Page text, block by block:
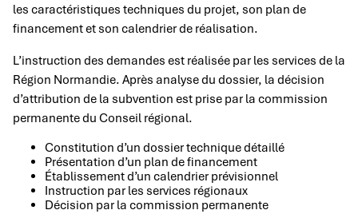
les caractéristiques techniques du projet, son plan de
financement et son calendrier de réalisation.
L’instruction des demandes est réalisée par les services de la
Région Normandie. Après analyse du dossier, la décision
d’attribution de la subvention est prise par la commission
permanente du Conseil régional.
Constitution d’un dossier technique détaillé
Présentation d’un plan de financement
Établissement d’un calendrier prévisionnel
Instruction par les services régionaux
Décision par la commission permanente